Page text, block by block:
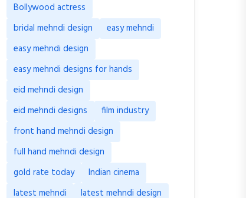
Bollywood actress
bridal mehndi design
easy mehndi
easy mehndi design
easy mehndi designs for hands
eid mehndi design
eid mehndi designs
film industry
front hand mehndi design
full hand mehndi design
gold rate today
Indian cinema
latest mehndi
latest mehndi design